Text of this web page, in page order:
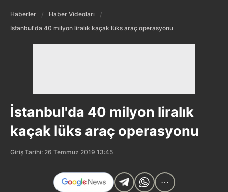
Haberler
Haber Videoları
İstanbul'da 40 milyon liralık kaçak lüks araç operasyonu
İstanbul'da 40 milyon liralık
kaçak lüks araç operasyonu
Giriş Tarihi: 26 Temmuz 2019 13:45